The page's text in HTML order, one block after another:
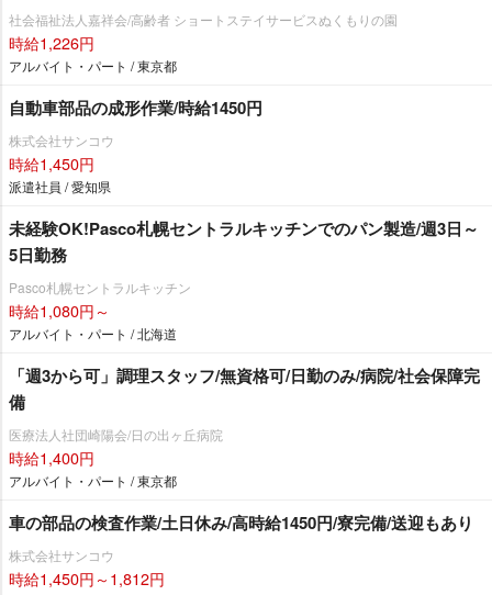
社会福祉法人嘉祥会/高齢者 ショートステイサービスぬくもりの園
時給1,226円
アルバイト・パート / 東京都
自動車部品の成形作業/時給1450円
株式会社サンコウ
時給1,450円
派遣社員 / 愛知県
未経験OK!Pasco札幌セントラルキッチンでのパン製造/週3日～
5日勤務
Pasco札幌セントラルキッチン
時給1,080円～
アルバイト・パート / 北海道
「週3から可」調理スタッフ/無資格可/日勤のみ/病院/社会保障完
備
医療法人社団崎陽会/日の出ヶ丘病院
時給1,400円
アルバイト・パート / 東京都
車の部品の検査作業/土日休み/高時給1450円/寮完備/送迎もあり
株式会社サンコウ
時給1,450円～1,812円